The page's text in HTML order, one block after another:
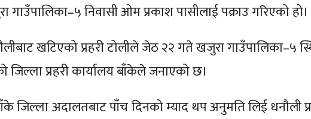
निवासी ओम प्रकाश पासीलाई पक्राउ गरिएको हो।
खटिएको प्रहरी टोलीले जेठ २२ गते खजुरा गाउँपालिका–५
जिल्ला प्रहरी कार्यालय बाँकेले जनाएको छ।
जिल्ला अदालतबाट पाँच दिनको म्याद थप अनुमति लिई धनौली